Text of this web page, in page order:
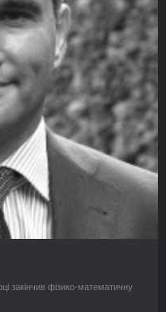
закінчив фізико-математичну